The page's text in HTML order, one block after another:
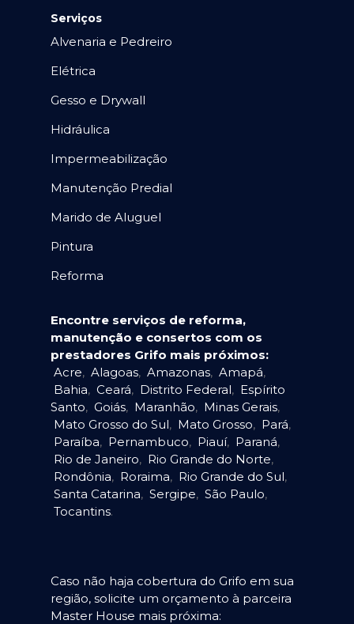
Serviços
Alvenaria e Pedreiro
Elétrica
Gesso e Drywall
Hidráulica
Impermeabilização
Manutenção Predial
Marido de Aluguel
Pintura
Reforma
Encontre serviços de reforma,
manutenção e consertos com os
prestadores Grifo mais próximos:
Acre, Alagoas, Amazonas, Amapá,
Bahia, Ceará, Distrito Federal, Espírito
Santo, Goiás, Maranhão, Minas Gerais,
Mato Grosso do Sul, Mato Grosso, Pará,
Paraíba, Pernambuco, Piauí, Paraná,
Rio de Janeiro, Rio Grande do Norte,
Rondônia, Roraima, Rio Grande do Sul,
Santa Catarina, Sergipe, São Paulo,
Tocantins.
Caso não haja cobertura do Grifo em sua
região, solicite um orçamento à parceira
Master House mais próxima: